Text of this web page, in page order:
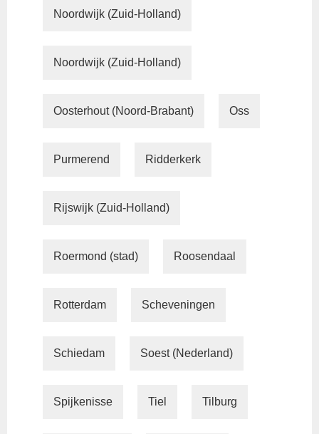
Noordwijk (Zuid-Holland)
Noordwijk (Zuid-Holland)
Oosterhout (Noord-Brabant) Oss
Purmerend Ridderkerk
Rijswijk (Zuid-Holland)
Roermond (stad) Roosendaal
Rotterdam Scheveningen
Schiedam Soest (Nederland)
Spijkenisse Tiel Tilburg